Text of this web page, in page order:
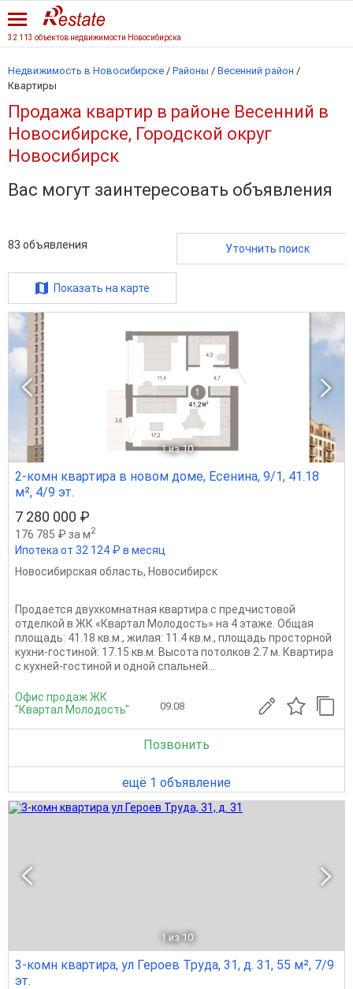
32 113 объектов недвижимости Новосибирска
Недвижимость в Новосибирске / Районы / Весенний район /
Квартиры
Продажа квартир в районе Весенний в
Новосибирске, Городской округ
Новосибирск
Вас могут заинтересовать объявления
83 объявления Уточнить поиск
Показать на карте
1 из 10
2-комн квартира в новом доме, Есенина, 9/1, 41.18
м², 4/9 эт.
7 280 000 ₽
176 785 ₽ за м2
Ипотека от 32 124 ₽ в месяц
Новосибирская область, Новосибирск
Продается двухкомнатная квартира с предчистовой
отделкой в ЖК «Квартал Молодость» на 4 этаже. Общая
площадь: 41.18 кв.м., жилая: 11.4 кв.м., площадь просторной
кухни-гостиной: 17.15 кв.м. Высота потолков 2.7 м. Квартира
с кухней-гостиной и одной спальней...
Офис продаж ЖК
"Квартал Молодость"
09.08
Позвонить
ещё 1 объявление
1 из 10
3-комн квартира, ул Героев Труда, 31, д. 31, 55 м², 7/9
эт.